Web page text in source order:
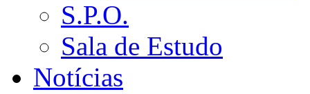
S.P.O.
Sala de Estudo
Notícias